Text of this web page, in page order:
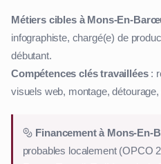
Métiers cibles à Mons-En-
infographiste, chargé(e) de
débutant.
Compétences clés travaillées:
visuels web, montage,
Financement à Mons-En-
probables localement (OPCO